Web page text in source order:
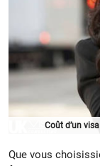
Coût d’un
Que vous